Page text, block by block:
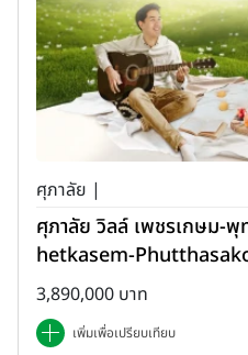
ศุภาลัย |
ศุภาลัย วิลล์ เพชรเกษม-
hetkasem-
3,890,000 บาท
เพิ่มเพื่อเปรียบเทียบ